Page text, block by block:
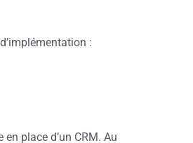
:
place d’un CRM. Au